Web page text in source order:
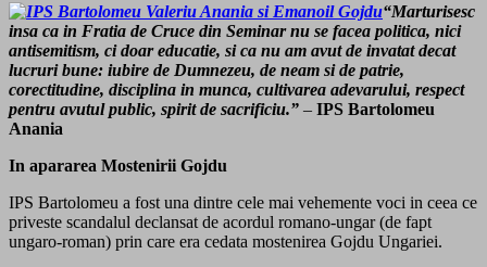
“Marturisesc
insa ca in Fratia de Cruce din Seminar nu se facea politica, nici
antisemitism, ci doar educatie, si ca nu am avut de invatat decat
lucruri bune: iubire de Dumnezeu, de neam si de patrie,
corectitudine, disciplina in munca, cultivarea adevarului, respect
pentru avutul public, spirit de sacrificiu.” – IPS Bartolomeu
Anania
In apararea Mostenirii Gojdu
IPS Bartolomeu a fost una dintre cele mai vehemente voci in ceea ce
priveste scandalul declansat de acordul romano-ungar (de fapt
ungaro-roman) prin care era cedata mostenirea Gojdu Ungariei.